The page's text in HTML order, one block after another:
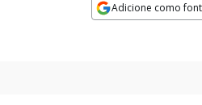
Adicione como